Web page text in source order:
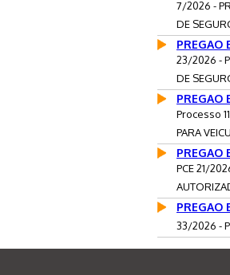
7/2026 -
DE
PREGAO
23/2026 -
DE
PREGAO
Processo
PARA
PREGAO
PCE 21/
PREGAO
33/2026 -